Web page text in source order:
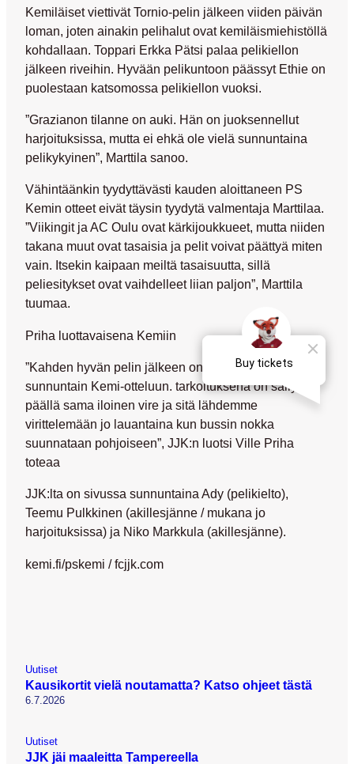
Kemiläiset viettivät Tornio-pelin jälkeen viiden päivän
loman, joten ainakin pelihalut ovat kemiläismiehistöllä
kohdallaan. Toppari Erkka Pätsi palaa pelikiellon
jälkeen riveihin. Hyvään pelikuntoon päässyt Ethie on
puolestaan katsomossa pelikiellon vuoksi.
”Grazianon tilanne on auki. Hän on juoksennellut
harjoituksissa, mutta ei ehkä ole vielä sunnuntaina
pelikykyinen”, Marttila sanoo.
Vähintäänkin tyydyttävästi kauden aloittaneen PS
Kemin otteet eivät täysin tyydytä valmentaja Marttilaa.
”Viikingit ja AC Oulu ovat kärkijoukkueet, mutta niiden
takana muut ovat tasaisia ja pelit voivat päättyä miten
vain. Itsekin kaipaan meiltä tasaisuutta, sillä
peliesitykset ovat vaihdelleet liian paljon”, Marttila
tuumaa.
Priha luottavaisena Kemiin
”Kahden hyvän pelin jälkeen on mukava lähteä
sunnuntain Kemi-otteluun. tarkoituksena on säilyttää
päällä sama iloinen vire ja sitä lähdemme
virittelemään jo lauantaina kun bussin nokka
suunnataan pohjoiseen”, JJK:n luotsi Ville Priha
toteaa
JJK:lta on sivussa sunnuntaina Ady (pelikielto),
Teemu Pulkkinen (akillesjänne / mukana jo
harjoituksissa) ja Niko Markkula (akillesjänne).
kemi.fi/pskemi / fcjjk.com
Uutiset
Kausikortit vielä noutamatta? Katso ohjeet tästä
6.7.2026
Uutiset
JJK jäi maaleitta Tampereella